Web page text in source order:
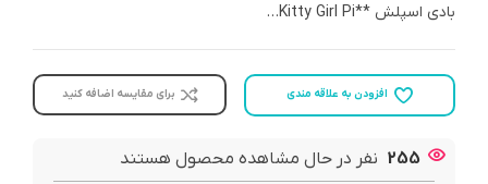
بادی اسپلش **Kitty Girl Pi…
افزودن به علاقه مندی برای مقایسه اضافه کنید
255 نفر در حال مشاهده محصول هستند